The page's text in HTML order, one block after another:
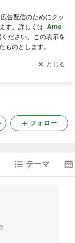
受け取りまし
開く
フォロー
テーマ